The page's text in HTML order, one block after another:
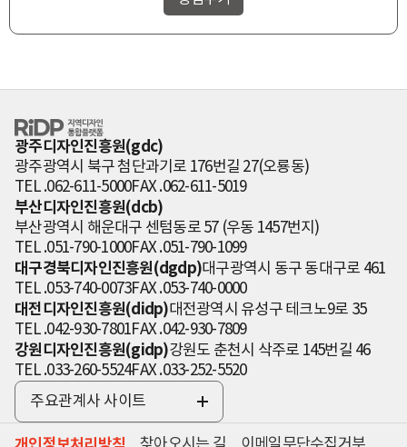
RiDP 지역디자
인 통합플랫폼
광주디자인진흥원(gdc)
광주광역시 북구 첨단과기로 176번길 27(오룡동)
TEL .062-611-5000FAX .062-611-5019
부산디자인진흥원(dcb)
부산광역시 해운대구 센텀동로 57 (우동 1457번지)
TEL .051-790-1000FAX .051-790-1099
대구경북디자인진흥원(dgdp)대구광역시 동구 동대구로 461
TEL .053-740-0073FAX .053-740-0000
대전디자인진흥원(didp)대전광역시 유성구 테크노9로 35
TEL .042-930-7801FAX .042-930-7809
강원디자인진흥원(gidp)강원도 춘천시 삭주로 145번길 46
TEL .033-260-5524FAX .033-252-5520
주요관계사 사이트
전
체